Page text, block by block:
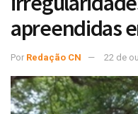
apreendidas
Por Redação CN 22 de